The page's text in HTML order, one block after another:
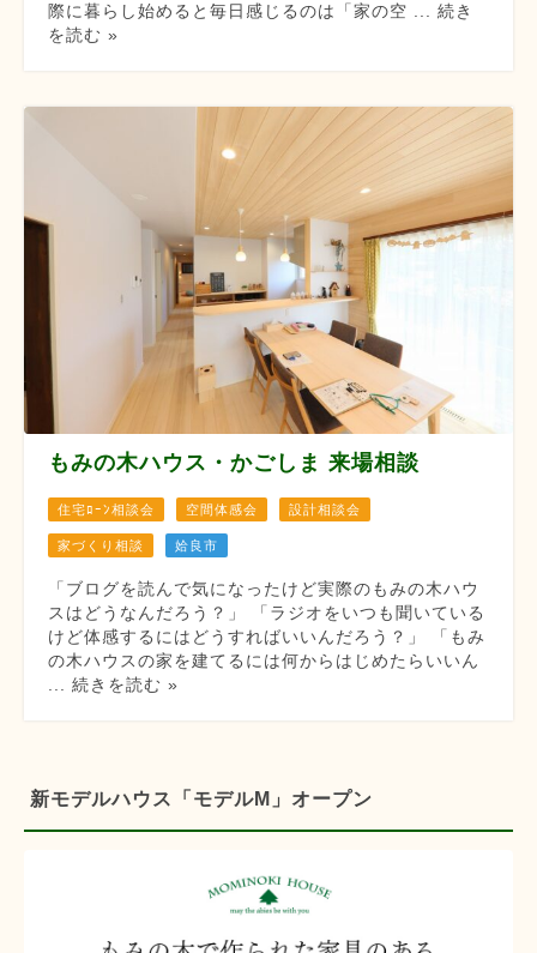
際に暮らし始めると毎日感じるのは「家の空 ... 続き
を読む »
もみの木ハウス・かごしま 来場相談
住宅ﾛｰﾝ相談会 空間体感会 設計相談会
家づくり相談 姶良市
「ブログを読んで気になったけど実際のもみの木ハウ
スはどうなんだろう？」 「ラジオをいつも聞いている
けど体感するにはどうすればいいんだろう？」 「もみ
の木ハウスの家を建てるには何からはじめたらいいん
... 続きを読む »
新モデルハウス「モデルM」オープン